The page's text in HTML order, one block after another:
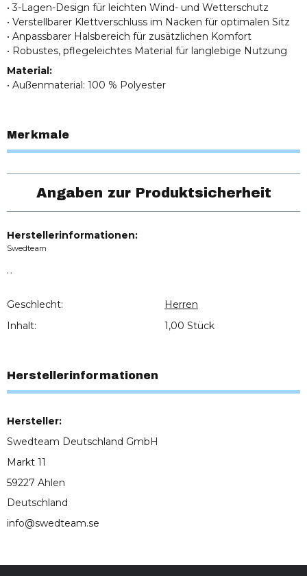
• 3-Lagen-Design für leichten Wind- und Wetterschutz
• Verstellbarer Klettverschluss im Nacken für optimalen Sitz
• Anpassbarer Halsbereich für zusätzlichen Komfort
• Robustes, pflegeleichtes Material für langlebige Nutzung
Material:
• Außenmaterial: 100 % Polyester
Merkmale
Angaben zur Produktsicherheit
Herstellerinformationen:
Swedteam
, ,
Geschlecht:
Herren
Inhalt:
1,00 Stück
Herstellerinformationen
Hersteller:
Swedteam Deutschland GmbH
Markt 11
59227 Ahlen
Deutschland
info@swedteam.se